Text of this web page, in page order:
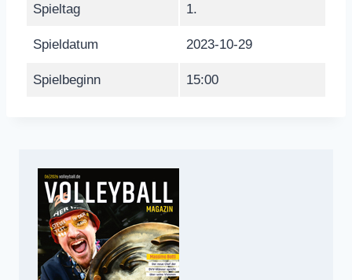
Spieltag 1.
Spieldatum 2023-10-29
Spielbeginn 15:00